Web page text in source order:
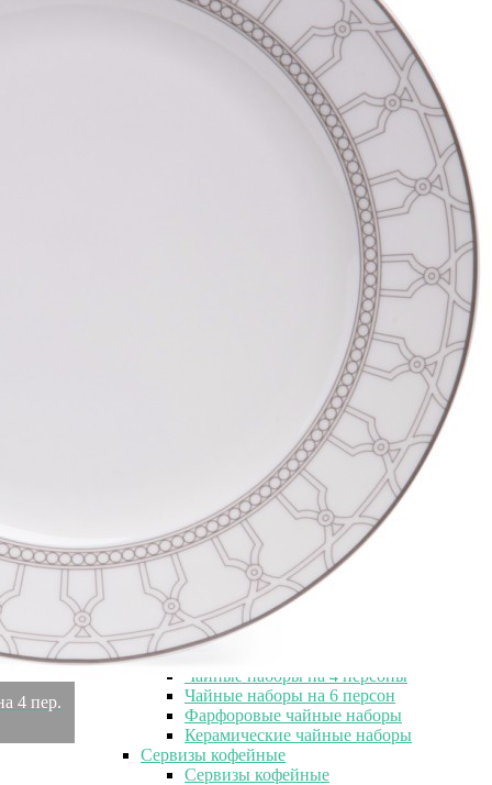
4 пер.
Элитная овчина
Элитные ароматы для дома
Элитные ароматы для дома
Элитные ароматические свечи
Современные чайные сервизы
Чайные сервизы Lefard
Чайные сервизы китайские
Красивые чайные сервизы
Чешские чайные сервизы
Чайные сервизы на 6 персон
Фарфоровые чайные сервизы
Чайные наборы
Чайные наборы в коробке
Чайные наборы с чашками 250 мл
Чайные наборы Lefard
Белые чайные наборы
Подарочные чайные наборы
Чайные наборы на 1 персону
Чайные наборы на 2 персоны
Чайные наборы на 4 персоны
Чайные наборы на 6 персон
Фарфоровые чайные наборы
Керамические чайные наборы
Сервизы кофейные
Сервизы кофейные